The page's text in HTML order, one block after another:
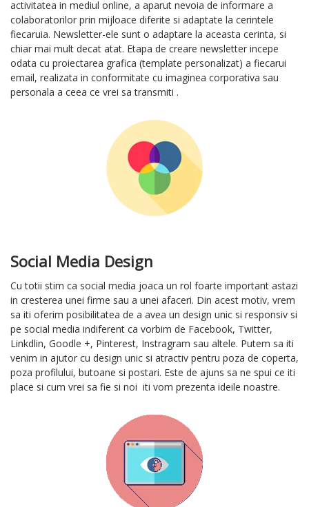
activitatea in mediul online, a aparut nevoia de informare a
colaboratorilor prin mijloace diferite si adaptate la cerintele
fiecaruia. Newsletter-ele sunt o adaptare la aceasta cerinta, si
chiar mai mult decat atat. Etapa de creare newsletter incepe
odata cu proiectarea grafica (template personalizat) a fiecarui
email, realizata in conformitate cu imaginea corporativa sau
personala a ceea ce vrei sa transmiti .
Social Media Design
Cu totii stim ca social media joaca un rol foarte important astazi
in cresterea unei firme sau a unei afaceri. Din acest motiv, vrem
sa iti oferim posibilitatea de a avea un design unic si responsiv si
pe social media indiferent ca vorbim de Facebook, Twitter,
Linkdlin, Goodle +, Pinterest, Instragram sau altele. Putem sa iti
venim in ajutor cu design unic si atractiv pentru poza de coperta,
poza profilului, butoane si postari. Este de ajuns sa ne spui ce iti
place si cum vrei sa fie si noi iti vom prezenta ideile noastre.